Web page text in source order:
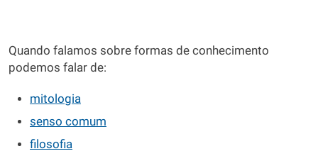
Quando falamos sobre formas de conhecimento
podemos falar de:
mitologia
senso comum
filosofia